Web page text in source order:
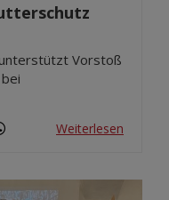
Vorstoß
Weiterlesen